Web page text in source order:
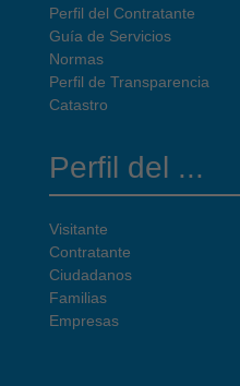
Perfil del Contratante
Guía de Servicios
Normas
Perfil de Transparencia
Catastro
Perfil del ...
Visitante
Contratante
Ciudadanos
Familias
Empresas